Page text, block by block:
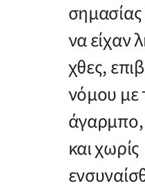
να είχαν
χθες,
νόμου με
άγαρμπο,
και χωρίς